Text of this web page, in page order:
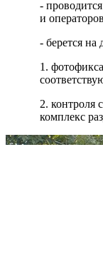
-
и
- берется
1.
2. контроля
комплекс